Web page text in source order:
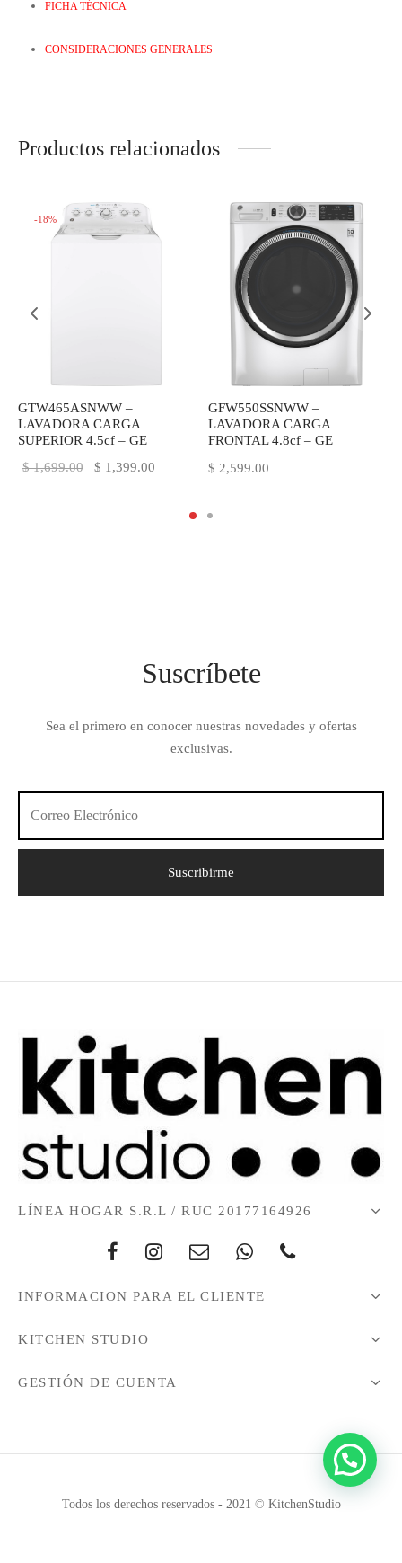
FICHA TÉCNICA
CONSIDERACIONES GENERALES
Productos relacionados
-18%
GTW465ASNWW –
LAVADORA CARGA
SUPERIOR 4.5cf – GE
$1,699.00
El precio
$ 1,399.00
$ 1,399.00.
GFW550SSNWW –
LAVADORA CARGA
FRONTAL 4.8cf – GE
$ 2,599.00
Suscríbete
Sea el primero en conocer nuestras novedades y ofertas
exclusivas.
LÍNEA HOGAR S.R.L / RUC 20177164926
INFORMACION PARA EL CLIENTE
KITCHEN STUDIO
GESTIÓN DE CUENTA
Todos los derechos reservados - 2021 © KitchenStudio